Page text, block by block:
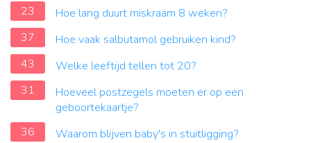
23
Hoe lang duurt miskraam 8 weken?
37
Hoe vaak salbutamol gebruiken kind?
43
Welke leeftijd tellen tot 20?
31
Hoeveel postzegels moeten er op een
geboortekaartje?
36
Waarom blijven baby's in stuitligging?